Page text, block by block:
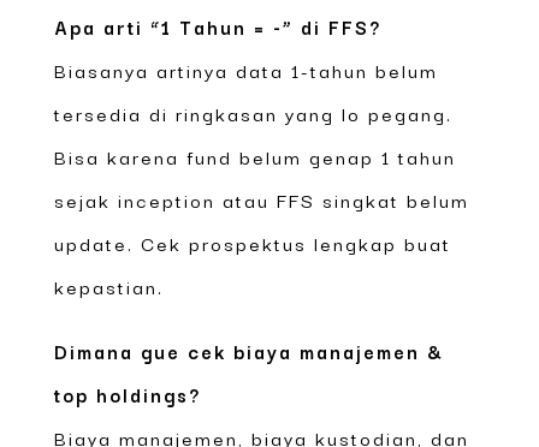
Apa arti “1 Tahun = -” di FFS?
Biasanya artinya data 1-tahun belum
tersedia di ringkasan yang lo pegang.
Bisa karena fund belum genap 1 tahun
sejak inception atau FFS singkat belum
update. Cek prospektus lengkap buat
kepastian.
Dimana gue cek biaya manajemen &
top holdings?
Biaya manajemen, biaya kustodian, dan